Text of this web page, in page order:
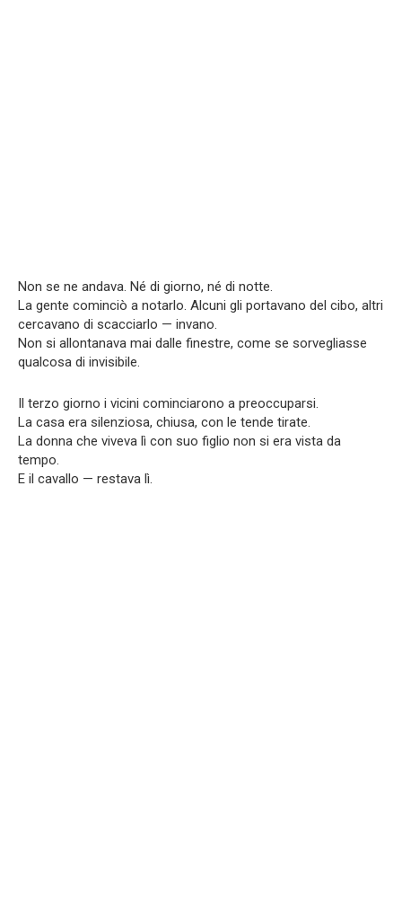
Non se ne andava. Né di giorno, né di notte.
La gente cominciò a notarlo. Alcuni gli portavano del cibo, altri
cercavano di scacciarlo — invano.
Non si allontanava mai dalle finestre, come se sorvegliasse
qualcosa di invisibile.
Il terzo giorno i vicini cominciarono a preoccuparsi.
La casa era silenziosa, chiusa, con le tende tirate.
La donna che viveva lì con suo figlio non si era vista da
tempo.
E il cavallo — restava lì.